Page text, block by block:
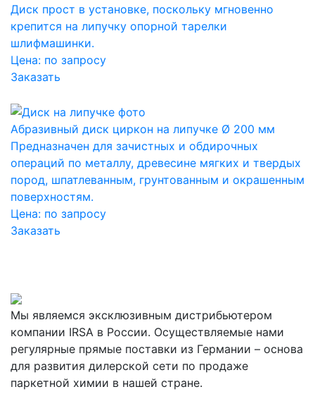
Диск прост в установке, поскольку мгновенно
крепится на липучку опорной тарелки
шлифмашинки.
Цена: по запросу
Заказать
Абразивный диск циркон на липучке Ø 200 мм
Предназначен для зачистных и обдирочных
операций по металлу, древесине мягких и твердых
пород, шпатлеванным, грунтованным и окрашенным
поверхностям.
Цена: по запросу
Заказать
Мы являемся эксклюзивным дистрибьютером
компании IRSA в России. Осуществляемые нами
регулярные прямые поставки из Германии – основа
для развития дилерской сети по продаже
паркетной химии в нашей стране.